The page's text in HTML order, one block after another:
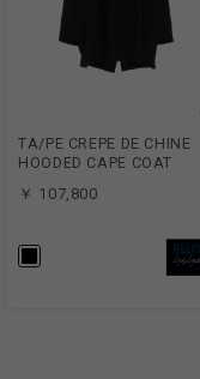
TA/PE CREPE DE CHINE
HOODED CAPE COAT
￥ 107,800